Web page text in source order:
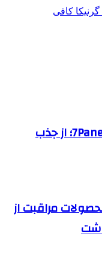
کافی
خدمات شبکه‌های اجتماعی 7Panel؛ از جذب
مراقبت از